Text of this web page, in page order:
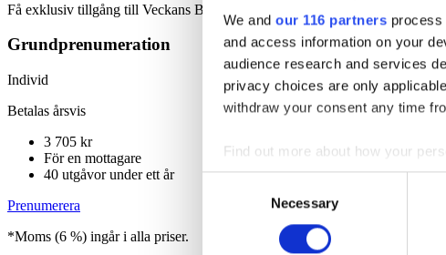
We and our 116 partners
and access information on your
audience research and services
privacy choices are only
withdraw your consent any time
Find out more about how your
We use cookies to personalise
information about your use of our
other information that you’ve
Necessary
Få exklusiv tillgång till Veckans Brief, den essentiella läsningen för alla
Grundprenumeration
Individ
Betalas årsvis
3 705 kr
För en mottagare
40 utgåvor under ett år
Prenumerera
*Moms (6 %) ingår i alla priser.